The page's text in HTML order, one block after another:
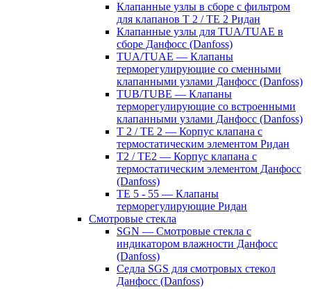
Клапанные узлы в сборе с фильтром
для клапанов T 2 / TE 2 Ридан
Клапанные узлы для TUA/TUAE в
сборе Данфосс (Danfoss)
TUA/TUAE — Клапаны
терморегулирующие со сменными
клапанными узлами Данфосс (Danfoss)
TUB/TUBE — Клапаны
терморегулирующие со встроенными
клапанными узлами Данфосс (Danfoss)
T 2 / TE 2 — Корпус клапана с
термостатическим элементом Ридан
T2 / TE2 — Корпус клапана с
термостатическим элементом Данфосс
(Danfoss)
TE 5 - 55 — Клапаны
терморегулирующие Ридан
Смотровые стекла
SGN — Смотровые стекла с
индикатором влажности Данфосс
(Danfoss)
Седла SGS для смотровых стекол
Данфосс (Danfoss)